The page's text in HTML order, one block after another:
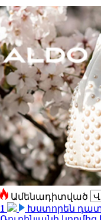
Ամենադիտված
1
Խստորեն